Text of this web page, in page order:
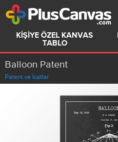
KIŞIYE ÖZEL KANVAS
TABLO
Balloon Patent
Patent ve İcatlar